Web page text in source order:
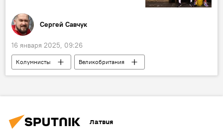
Сергей Савчук
16 января 2025, 09:26
Колумнисты
Великобритания
Brexit
Латвия